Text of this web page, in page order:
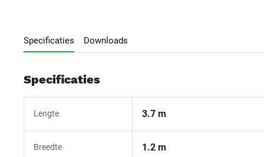
Specificaties Downloads
Specificaties
Lengte 3.7 m
Breedte 1.2 m